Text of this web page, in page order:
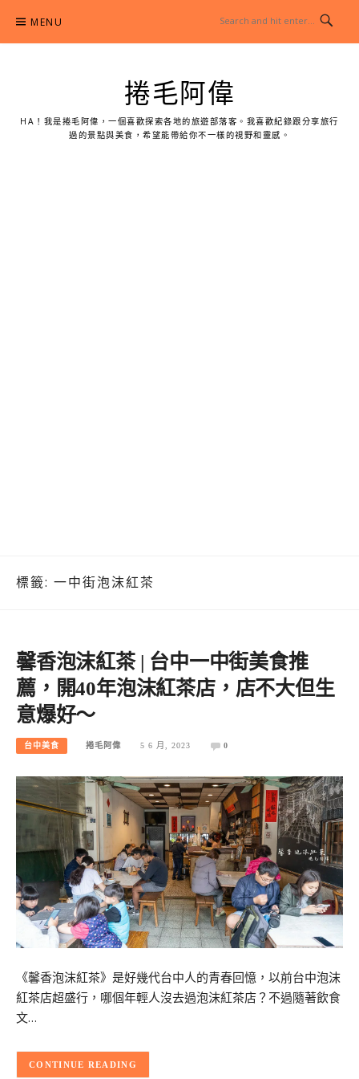
content
MENU
捲毛阿偉
HA！我是捲毛阿偉，一個喜歡探索各地的旅遊部落客。我喜歡紀錄跟分享旅行
過的景點與美食，希望能帶給你不一樣的視野和靈感。
標籤: 一中街泡沫紅茶
馨香泡沫紅茶 | 台中一中街美食推
薦，開40年泡沫紅茶店，店不大但生
意爆好～
台中美食 捲毛阿偉 5 6 月, 2023 0
《馨香泡沫紅茶》是好幾代台中人的青春回憶，以前台中泡沫
紅茶店超盛行，哪個年輕人沒去過泡沫紅茶店？不過隨著飲食
文…
CONTINUE READING